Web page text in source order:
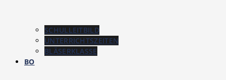
SCHULLEITBILD
UNTERRICHTSZEITEN
BLÄSERKLASSE
BO